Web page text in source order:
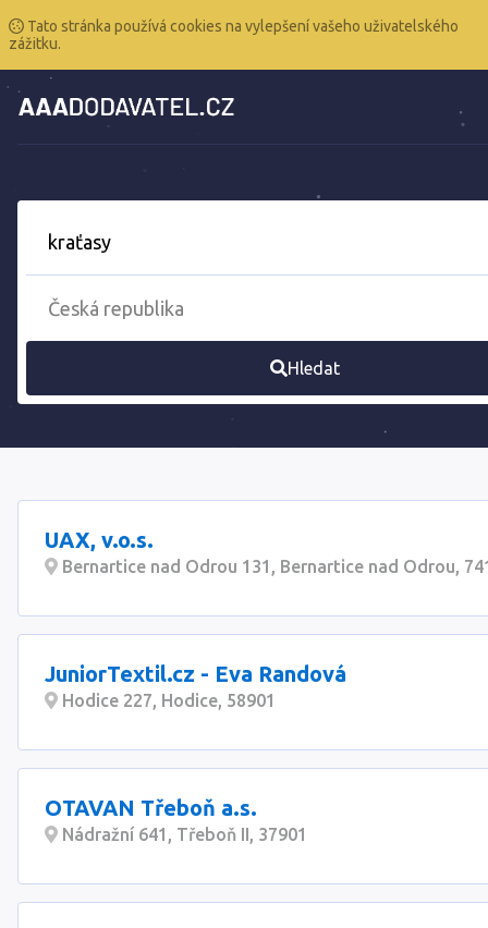
Tato stránka používá cookies na vylepšení vašeho uživatelského
zážitku.
Hledat
UAX, v.o.s.
Bernartice nad Odrou 131, Bernartice nad Odrou,
JuniorTextil.cz - Eva Randová
Hodice 227, Hodice, 58901
OTAVAN Třeboň a.s.
Nádražní 641, Třeboň II, 37901